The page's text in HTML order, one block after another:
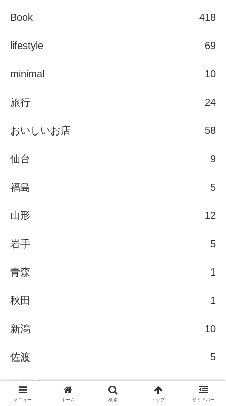
Book 418
lifestyle 69
minimal 10
旅行 24
おいしいお店 58
仙台 9
福島 5
山形 12
岩手 5
青森 1
秋田 1
新潟 10
佐渡 5
神奈川
メニュー ホーム 検索 トップ サイドバー